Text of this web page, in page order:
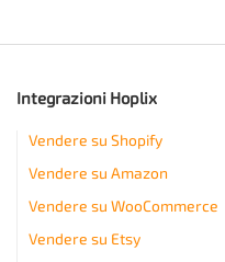
Integrazioni Hoplix
Vendere su Shopify
Vendere su Amazon
Vendere su WooCommerce
Vendere su Etsy